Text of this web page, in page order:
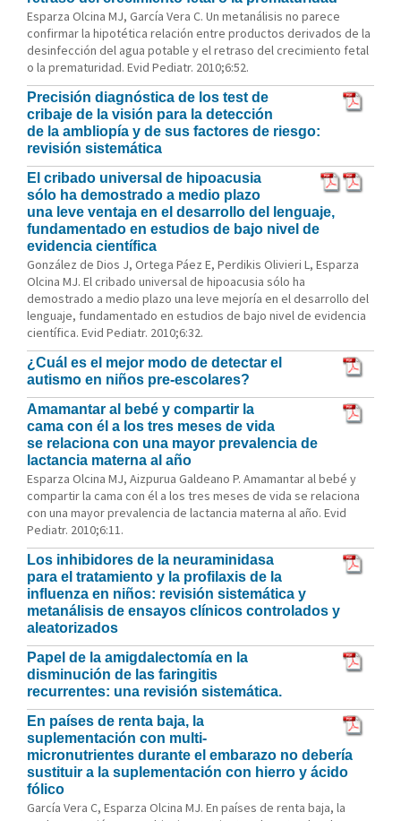
Esparza Olcina MJ, García Vera C. Un metanálisis no parece
confirmar la hipotética relación entre productos derivados de la
desinfección del agua potable y el retraso del crecimiento fetal
o la prematuridad. Evid Pediatr. 2010;6:52.
Precisión diagnóstica de los test de
cribaje de la visión para la detección
de la ambliopía y de sus factores de riesgo:
revisión sistemática
El cribado universal de hipoacusia
sólo ha demostrado a medio plazo
una leve ventaja en el desarrollo del lenguaje,
fundamentado en estudios de bajo nivel de
evidencia científica
González de Dios J, Ortega Páez E, Perdikis Olivieri L, Esparza
Olcina MJ. El cribado universal de hipoacusia sólo ha
demostrado a medio plazo una leve mejoría en el desarrollo del
lenguaje, fundamentado en estudios de bajo nivel de evidencia
científica. Evid Pediatr. 2010;6:32.
¿Cuál es el mejor modo de detectar el
autismo en niños pre-escolares?
Amamantar al bebé y compartir la
cama con él a los tres meses de vida
se relaciona con una mayor prevalencia de
lactancia materna al año
Esparza Olcina MJ, Aizpurua Galdeano P. Amamantar al bebé y
compartir la cama con él a los tres meses de vida se relaciona
con una mayor prevalencia de lactancia materna al año. Evid
Pediatr. 2010;6:11.
Los inhibidores de la neuraminidasa
para el tratamiento y la profilaxis de la
influenza en niños: revisión sistemática y
metanálisis de ensayos clínicos controlados y
aleatorizados
Papel de la amigdalectomía en la
disminución de las faringitis
recurrentes: una revisión sistemática.
En países de renta baja, la
suplementación con multi-
micronutrientes durante el embarazo no debería
sustituir a la suplementación con hierro y ácido
fólico
García Vera C, Esparza Olcina MJ. En países de renta baja, la